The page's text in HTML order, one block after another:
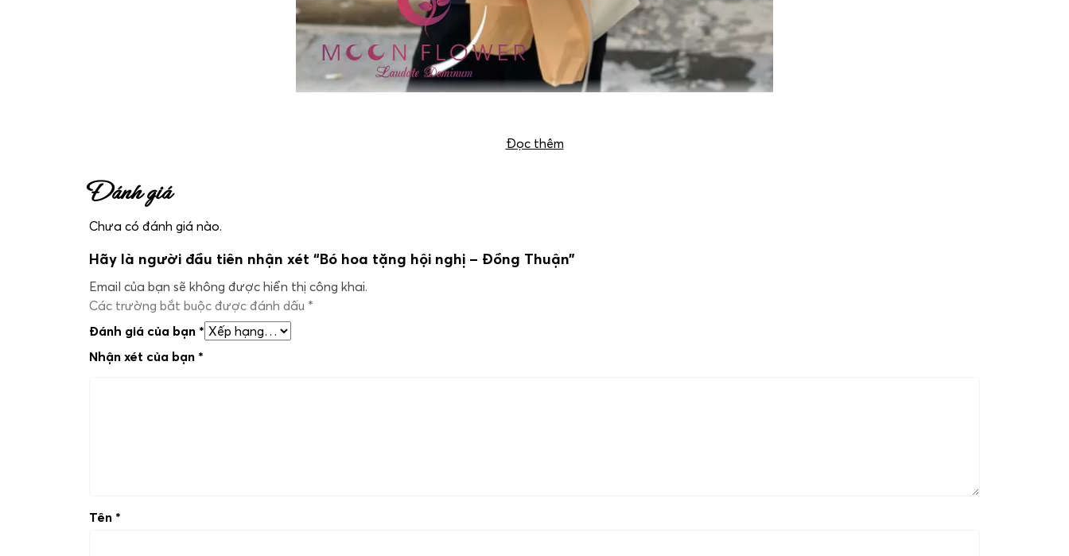
Đọc thêm
Đánh giá
Chưa có đánh giá nào.
Hãy là người đầu tiên nhận xét “Bó hoa tặng hội nghị – Đồng Thuận”
Email của bạn sẽ không được hiển thị công khai.
Các trường bắt buộc được đánh dấu *
Đánh giá của bạn *
Nhận xét của bạn *
Tên *